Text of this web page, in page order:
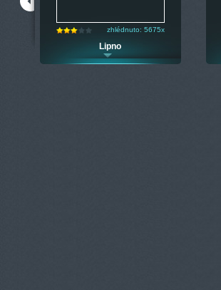
zhlédnuto: 5675x
Lipno